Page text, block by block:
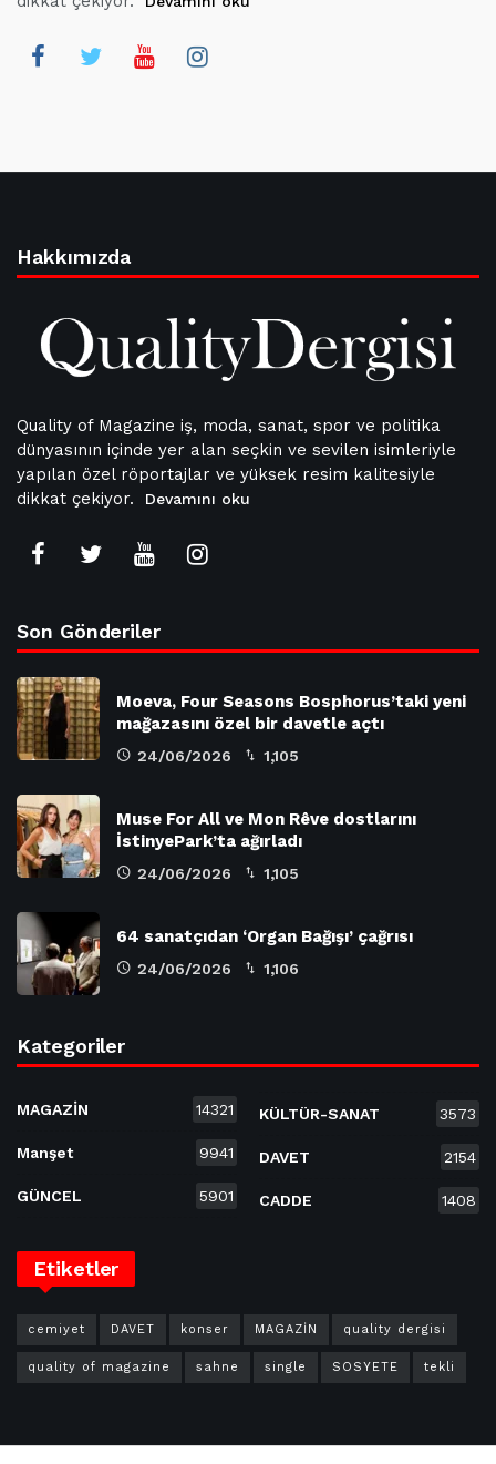
Hakkımızda
Quality of Magazine iş, moda, sanat, spor ve politika
dünyasının içinde yer alan seçkin ve sevilen isimleriyle
yapılan özel röportajlar ve yüksek resim kalitesiyle
dikkat çekiyor.
Devamını oku
Son Gönderiler
Moeva, Four Seasons Bosphorus’taki yeni
mağazasını özel bir davetle açtı
24/06/2026 1,105
Muse For All ve Mon Rêve dostlarını
İstinyePark’ta ağırladı
24/06/2026 1,105
64 sanatçıdan ‘Organ Bağışı’ çağrısı
24/06/2026 1,106
Kategoriler
MAGAZİN 14321
Manşet 9941
GÜNCEL 5901
KÜLTÜR-SANAT 3573
DAVET 2154
CADDE 1408
Etiketler
cemiyet DAVET konser MAGAZİN quality dergisi
quality of magazine sahne single SOSYETE tekli